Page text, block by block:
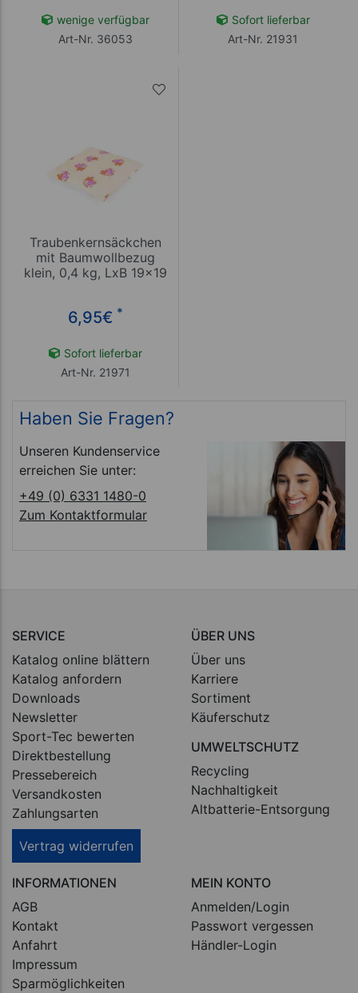
wenige verfügbar
Art-Nr. 36053
Sofort lieferbar
Art-Nr. 21931
Traubenkernsäckchen
mit Baumwollbezug
klein, 0,4 kg, LxB 19x19
6,95€ *
Sofort lieferbar
Art-Nr. 21971
Haben Sie Fragen?
Unseren Kundenservice
erreichen Sie unter:
+49 (0) 6331 1480-0
Zum Kontaktformular
SERVICE
Katalog online blättern
Katalog anfordern
Downloads
Newsletter
Sport-Tec bewerten
Direktbestellung
Pressebereich
Versandkosten
Zahlungsarten
Vertrag widerrufen
ÜBER UNS
Über uns
Karriere
Sortiment
Käuferschutz
UMWELTSCHUTZ
Recycling
Nachhaltigkeit
Altbatterie-Entsorgung
INFORMATIONEN
AGB
Kontakt
Anfahrt
Impressum
Sparmöglichkeiten
MEIN KONTO
Anmelden/Login
Passwort vergessen
Händler-Login